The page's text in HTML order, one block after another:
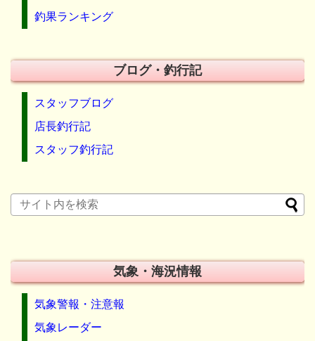
釣果ランキング
ブログ・釣行記
スタッフブログ
店長釣行記
スタッフ釣行記
気象・海況情報
気象警報・注意報
気象レーダー